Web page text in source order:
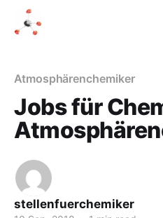
Atmosphärenchemiker
Jobs für
stellenfuerchemiker